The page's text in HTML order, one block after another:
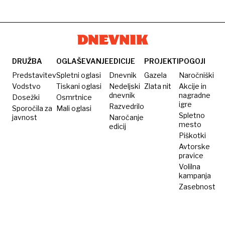
sploh
vemo,
kakšen
bo
konec
DRUŽBA
Predstavitev
Vodstvo
Dosežki
Sporočila za
javnost
OGLAŠEVANJE
Spletni oglasi
Tiskani oglasi
Osmrtnice
Mali oglasi
EDICIJE
Dnevnik
Nedeljski
dnevnik
Razvedrilo
Naročanje
edicij
PROJEKTI
Gazela
Zlata nit
POGOJI
Naročniški
Akcije in
nagradne
igre
Spletno
mesto
Piškotki
Avtorske
pravice
Volilna
kampanja
Zasebnost